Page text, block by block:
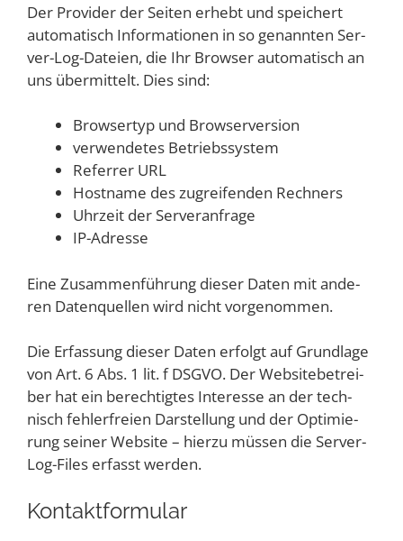
Der Pro­vi­der der Sei­ten erhebt und spei­chert
auto­ma­tisch Infor­ma­tio­nen in so genann­ten Ser­
ver-Log-Datei­en, die Ihr Brow­ser auto­ma­tisch an
uns über­mit­telt. Dies sind:
Brow­ser­typ und Browserversion
ver­wen­de­tes Betriebssystem
Refer­rer URL
Host­na­me des zugrei­fen­den Rechners
Uhr­zeit der Serveranfrage
IP-Adres­se
Eine Zusam­men­füh­rung die­ser Daten mit ande­
ren Daten­quel­len wird nicht vorgenommen.
Die Erfas­sung die­ser Daten erfolgt auf Grund­la­ge
von Art. 6 Abs. 1 lit. f DSGVO. Der Web­site­be­trei­
ber hat ein berech­tig­tes Inter­es­se an der tech­
nisch feh­ler­frei­en Dar­stel­lung und der Opti­mie­
rung sei­ner Web­site – hier­zu müs­sen die Ser­ver-
Log-Files erfasst werden.
Kon­takt­for­mu­lar